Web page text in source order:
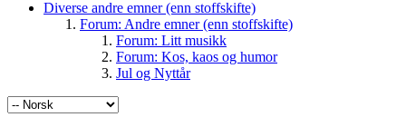
Diverse andre emner (enn stoffskifte)
Forum: Andre emner (enn stoffskifte)
Forum: Litt musikk
Forum: Kos, kaos og humor
Jul og Nyttår